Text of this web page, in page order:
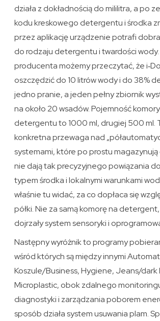
działa z dokładnością do mililitra, a po
kodu kreskowego detergentu i środka
przez aplikację urządzenie potrafi
do rodzaju detergentu i twardości
producenta możemy przeczytać, że
oszczędzić do 10 litrów wody i do 38%
jedno pranie, a jeden pełny zbiornik
na około 20 wsadów. Pojemność
detergentu to 1000 ml, drugiej 500 ml.
konkretna przewaga nad
systemami, które po prostu
nie dają tak precyzyjnego powiązania
typem środka i lokalnymi warunkami
właśnie tu widać, za co dopłaca się
półki. Nie za samą komorę na
dojrzały system sensoryki i
Następny wyróżnik to programy
wśród których są między innymi
Koszule/Business, Hygiene, Jeans/dark
Microplastic, obok zdalnego
diagnostyki i zarządzania poborem
sposób działa system usuwania plam.